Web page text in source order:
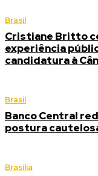
Brasil
Cristiane Britto
experiência
candidatura à
Brasil
Banco Central
postura
Brasília